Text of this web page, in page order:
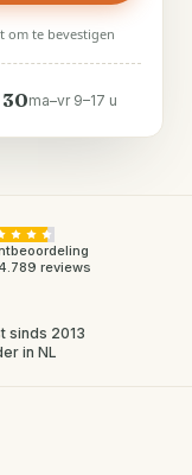
om te bevestigen
30ma–vr 9–17 u
reviews
sinds 2013
in NL